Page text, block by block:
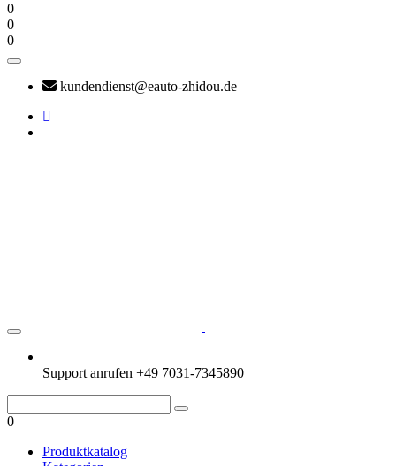
0
0
0
kundendienst@eauto-zhidou.de
Support anrufen +49 7031-7345890
0
Produktkatalog